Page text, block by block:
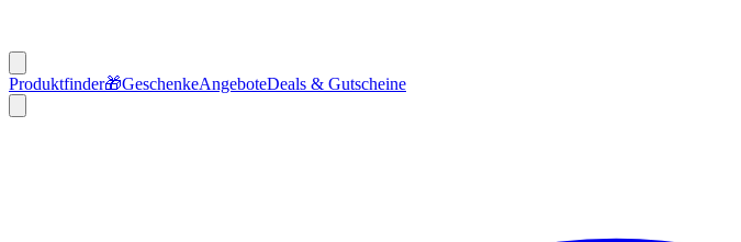
Produktfinder🎁GeschenkeAngeboteDeals & Gutscheine